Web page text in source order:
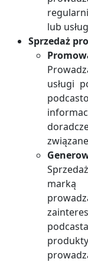
lub
Sprzedaż
usługi
marką